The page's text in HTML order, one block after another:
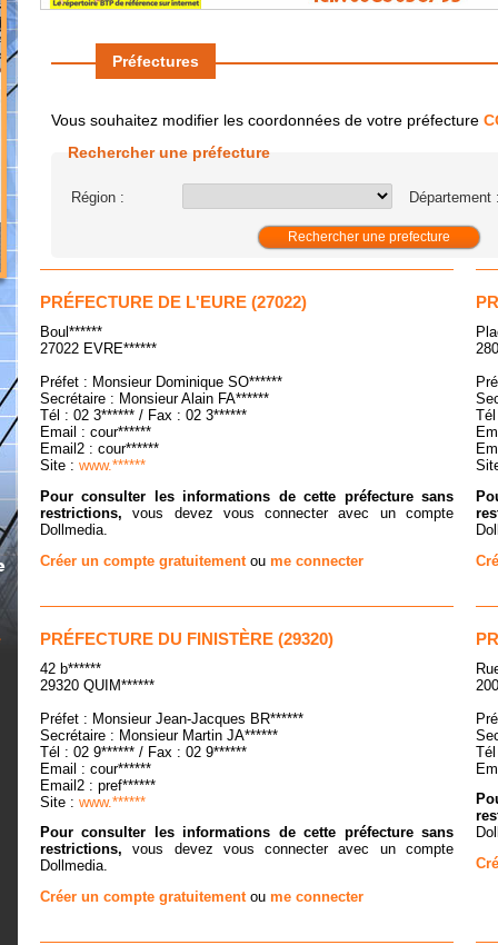
Préfectures
Vous souhaitez modifier les coordonnées de votre préfecture
Rechercher une préfecture
Région : Département
PRÉFECTURE DE L'EURE (27022)
Boul******
27022 EVRE******
Préfet : Monsieur Dominique SO******
Secrétaire : Monsieur Alain FA******
Tél : 02 3****** / Fax : 02 3******
Email : cour******
Email2 : cour******
Site : www.******
Pour consulter les informations de cette préfecture sans
restrictions, vous devez vous connecter avec un compte
Dollmedia.
Créer un compte gratuitement ou me connecter
PRÉFECTURE DU FINISTÈRE (29320)
42 b******
29320 QUIM******
Préfet : Monsieur Jean-Jacques BR******
Secrétaire : Monsieur Martin JA******
Tél : 02 9****** / Fax : 02 9******
Email : cour******
Email2 : pref******
Site : www.******
Pour consulter les informations de cette préfecture sans
restrictions, vous devez vous connecter avec un compte
Dollmedia.
Créer un compte gratuitementou me connecter